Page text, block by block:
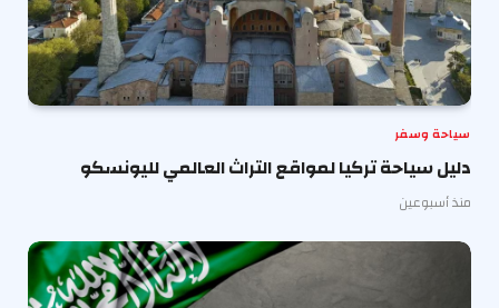
سياحة وسفر
دليل سياحة تركيا لمواقع التراث العالمي لليونسكو
منذ أسبوعين